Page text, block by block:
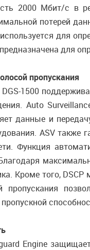
2000 Мбит/с в
потерей
для
для
пропускания
1500
Auto
данные и
ASV также
Функция
Кроме того,
пропускания
Engine